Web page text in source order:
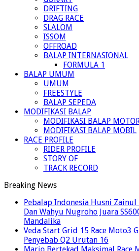
DRIFTING
DRAG RACE
SLALOM
ISSOM
OFFROAD
BALAP INTERNASIONAL
FORMULA 1
BALAP UMUM
UMUM
FREESTYLE
BALAP SEPEDA
MODIFIKASI BALAP
MODIFIKASI BALAP
MODIFIKASI BALAP MOBIL
RACE PROFILE
RIDER PROFILE
STORY OF
TRACK RECORD
Breaking News
Pebalap Indonesia Husni Zainul
Dan Wahyu Nugroho Juara
Mandalika
Veda Start Grid 15 Race Moto3
Penyebab Q2 Urutan 16